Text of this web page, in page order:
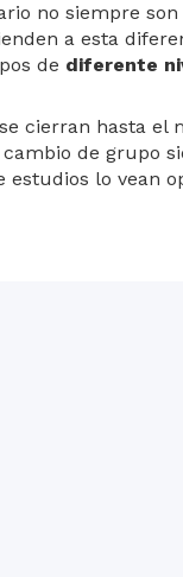
no siempre
a esta
de diferente
cierran hasta el
de grupo
estudios lo vean